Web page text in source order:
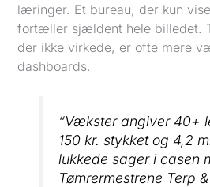
læringer. Et bureau, der kun
fortæller sjældent hele billedet.
der ikke virkede, er ofte mere
dashboards.
“Vækster angiver 40+
150 kr. stykket og 4,2
lukkede sager i casen
Tømrermestrene Terp